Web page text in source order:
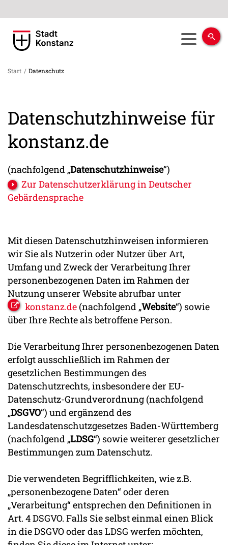
Start / Datenschutz
Datenschutzhinweise für
konstanz.de
(nachfolgend „Datenschutzhinweise“)
Zur Datenschutzerklärung in Deutscher
Gebärdensprache
Mit diesen Datenschutzhinweisen informieren
wir Sie als Nutzerin oder Nutzer über Art,
Umfang und Zweck der Verarbeitung Ihrer
personenbezogenen Daten im Rahmen der
Nutzung unserer Website abrufbar unter
konstanz.de (nachfolgend „Website“) sowie
über Ihre Rechte als betroffene Person.
Die Verarbeitung Ihrer personenbezogenen Daten
erfolgt ausschließlich im Rahmen der
gesetzlichen Bestimmungen des
Datenschutzrechts, insbesondere der EU-
Datenschutz-Grundverordnung (nachfolgend
„DSGVO“) und ergänzend des
Landesdatenschutzgesetzes Baden-Württemberg
(nachfolgend „LDSG“) sowie weiterer gesetzlicher
Bestimmungen zum Datenschutz.
Die verwendeten Begrifflichkeiten, wie z.B.
„personenbezogene Daten“ oder deren
„Verarbeitung“ entsprechen den Definitionen in
Art. 4 DSGVO. Falls Sie selbst einmal einen Blick
in die DSGVO oder das LDSG werfen möchten,